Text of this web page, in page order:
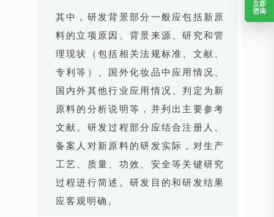
其中，研发背景部分一般应包括新原
料的立项原因、背景来源、研究和管
理现状（包括相关法规标准、文献、
专利等）、国外化妆品中应用情况、
国内外其他行业应用情况、判定为新
原料的分析说明等，并列出主要参考
文献。研发过程部分应结合注册人、
备案人对新原料的研发实际，对生产
工艺、质量、功效、安全等关键研究
过程进行简述。研发目的和研发结果
应客观明确。
立即
咨询